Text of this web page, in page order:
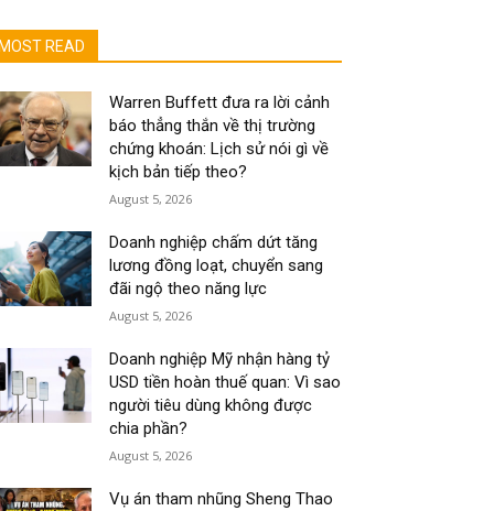
MOST READ
Warren Buffett đưa ra lời cảnh
báo thẳng thắn về thị trường
chứng khoán: Lịch sử nói gì về
kịch bản tiếp theo?
August 5, 2026
Doanh nghiệp chấm dứt tăng
lương đồng loạt, chuyển sang
đãi ngộ theo năng lực
August 5, 2026
Doanh nghiệp Mỹ nhận hàng tỷ
USD tiền hoàn thuế quan: Vì sao
người tiêu dùng không được
chia phần?
August 5, 2026
Vụ án tham nhũng Sheng Thao